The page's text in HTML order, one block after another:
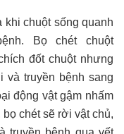
khi chuột sống quanh
Bọ chét chuột
đốt chuột nhưng
và truyền bệnh sang
động vật gậm nhấm
chét sẽ rời vật chủ,